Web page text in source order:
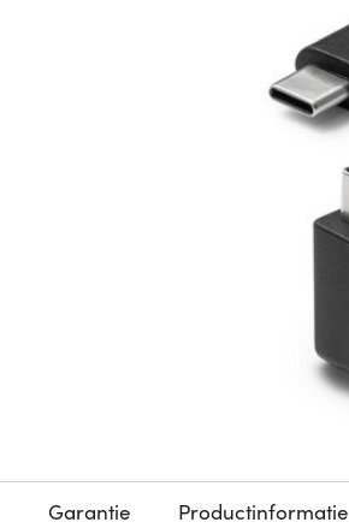
Garantie Productinformatie